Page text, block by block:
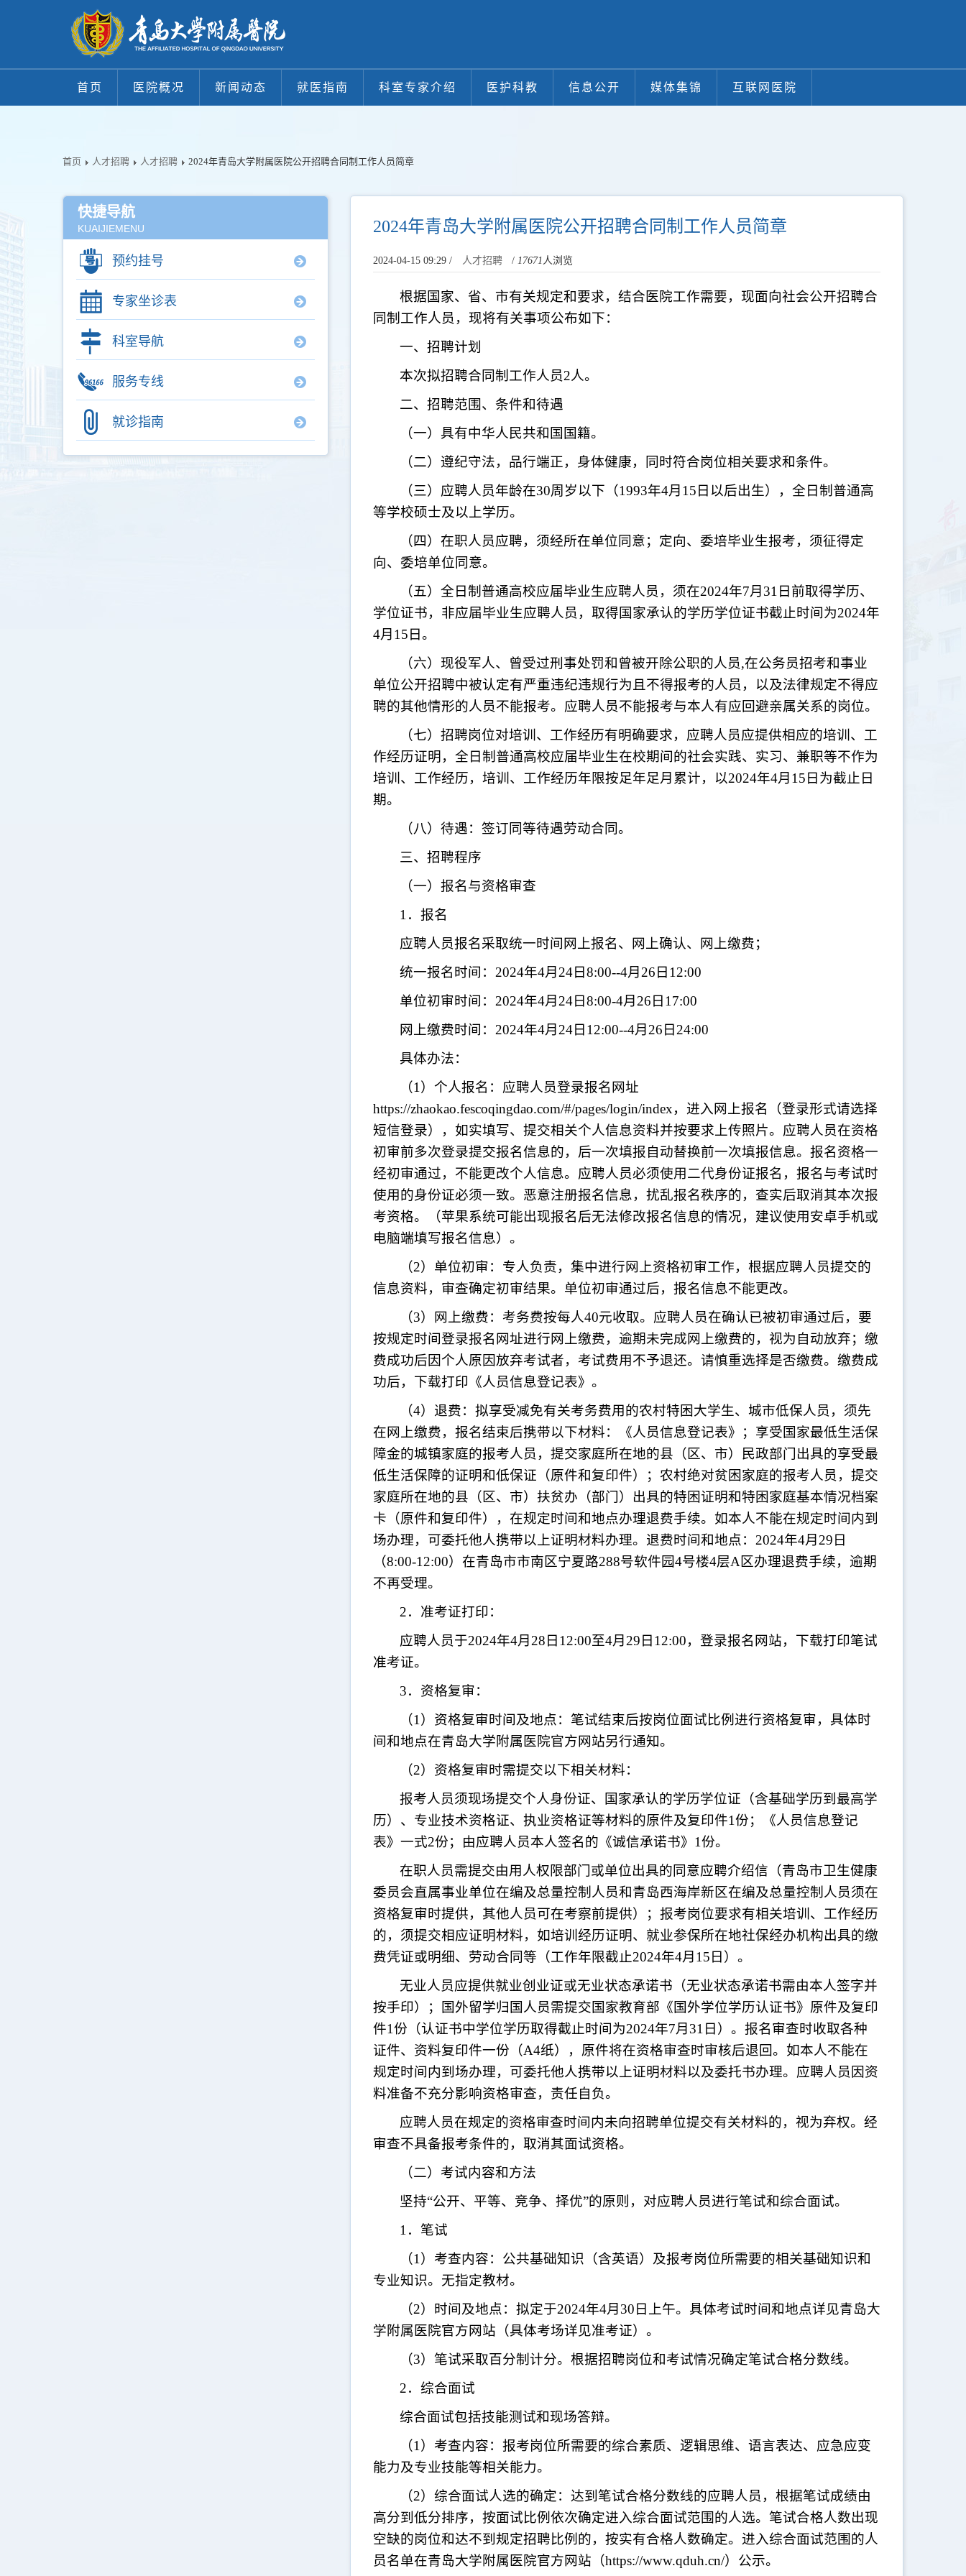
首页 医院概况 新闻动态 就医指南 科室专家介绍 医护科教 信息公开 媒体集锦 互联网医院
首页 人才招聘 人才招聘 2024年青岛大学附属医院公开招聘合同制工作人员简章
2024年青岛大学附属医院公开招聘合同制工作人员简章
2024-04-15 09:29 / 人才招聘 / 17671人浏览
根据国家、省、市有关规定和要求，结合医院工作需要，现面向社会公开招聘合
同制工作人员，现将有关事项公布如下：
一、招聘计划
本次拟招聘合同制工作人员2人。
二、招聘范围、条件和待遇
（一）具有中华人民共和国国籍。
（二）遵纪守法，品行端正，身体健康，同时符合岗位相关要求和条件。
（三）应聘人员年龄在30周岁以下（1993年4月15日以后出生），全日制普通高
等学校硕士及以上学历。
（四）在职人员应聘，须经所在单位同意；定向、委培毕业生报考，须征得定
向、委培单位同意。
（五）全日制普通高校应届毕业生应聘人员，须在2024年7月31日前取得学历、
学位证书，非应届毕业生应聘人员，取得国家承认的学历学位证书截止时间为2024年
4月15日。
（六）现役军人、曾受过刑事处罚和曾被开除公职的人员,在公务员招考和事业
单位公开招聘中被认定有严重违纪违规行为且不得报考的人员，以及法律规定不得应
聘的其他情形的人员不能报考。应聘人员不能报考与本人有应回避亲属关系的岗位。
（七）招聘岗位对培训、工作经历有明确要求，应聘人员应提供相应的培训、工
作经历证明，全日制普通高校应届毕业生在校期间的社会实践、实习、兼职等不作为
培训、工作经历，培训、工作经历年限按足年足月累计，以2024年4月15日为截止日
期。
（八）待遇：签订同等待遇劳动合同。
三、招聘程序
（一）报名与资格审查
1．报名
应聘人员报名采取统一时间网上报名、网上确认、网上缴费；
统一报名时间： 2024年4月24日8:00--4月26日12:00
单位初审时间： 2024年4月24日8:00-4月26日17:00
网上缴费时间： 2024年4月24日12:00--4月26日24:00
具体办法：
（1）个人报名： 应聘人员登录报名网址
https://zhaokao.fescoqingdao.com/#/pages/login/index，进入网上报名（登录形式请选择
短信登录），如实填写、提交相关个人信息资料并按要求上传照片。应聘人员在资格
初审前多次登录提交报名信息的，后一次填报自动替换前一次填报信息。报名资格一
经初审通过，不能更改个人信息。应聘人员必须使用二代身份证报名，报名与考试时
使用的身份证必须一致。恶意注册报名信息，扰乱报名秩序的，查实后取消其本次报
考资格。（苹果系统可能出现报名后无法修改报名信息的情况，建议使用安卓手机或
电脑端填写报名信息） 。
（2）单位初审：专人负责，集中进行网上资格初审工作，根据应聘人员提交的
信息资料，审查确定初审结果。单位初审通过后，报名信息不能更改。
（3）网上缴费：考务费按每人40元收取。应聘人员在确认已被初审通过后，要
按规定时间登录报名网址进行网上缴费，逾期未完成网上缴费的，视为自动放弃；缴
费成功后因个人原因放弃考试者，考试费用不予退还。请慎重选择是否缴费。缴费成
功后，下载打印《人员信息登记表》。
（4）退费：拟享受减免有关考务费用的农村特困大学生、城市低保人员，须先
在网上缴费，报名结束后携带以下材料：《人员信息登记表》；享受国家最低生活保
障金的城镇家庭的报考人员，提交家庭所在地的县（区、市）民政部门出具的享受最
低生活保障的证明和低保证（原件和复印件）；农村绝对贫困家庭的报考人员，提交
家庭所在地的县（区、市）扶贫办（部门）出具的特困证明和特困家庭基本情况档案
卡（原件和复印件），在规定时间和地点办理退费手续。如本人不能在规定时间内到
场办理，可委托他人携带以上证明材料办理。退费时间和地点：2024年4月29日
（8:00-12:00）在青岛市市南区宁夏路288号软件园4号楼4层A区办理退费手续，逾期
不再受理。
2．准考证打印：
应聘人员于2024年4月28日12:00至4月29日12:00，登录报名网站，下载打印笔试
准考证。
3．资格复审：
（1）资格复审时间及地点：笔试结束后按岗位面试比例进行资格复审，具体时
间和地点在青岛大学附属医院官方网站另行通知。
（2）资格复审时需提交以下相关材料：
报考人员须现场提交个人身份证、国家承认的学历学位证（含基础学历到最高学
历）、专业技术资格证、执业资格证等材料的原件及复印件1份；《人员信息登记
表》一式2份；由应聘人员本人签名的《诚信承诺书》1份。
在职人员需提交由用人权限部门或单位出具的同意应聘介绍信（青岛市卫生健康
委员会直属事业单位在编及总量控制人员和青岛西海岸新区在编及总量控制人员须在
资格复审时提供，其他人员可在考察前提供）；报考岗位要求有相关培训、工作经历
的，须提交相应证明材料，如培训经历证明、就业参保所在地社保经办机构出具的缴
费凭证或明细、劳动合同等（工作年限截止2024年4月15日）。
无业人员应提供就业创业证或无业状态承诺书（无业状态承诺书需由本人签字并
按手印）；国外留学归国人员需提交国家教育部《国外学位学历认证书》原件及复印
件1份（认证书中学位学历取得截止时间为2024年7月31日）。报名审查时收取各种
证件、资料复印件一份（A4纸），原件将在资格审查时审核后退回。如本人不能在
规定时间内到场办理，可委托他人携带以上证明材料以及委托书办理。应聘人员因资
料准备不充分影响资格审查，责任自负。
应聘人员在规定的资格审查时间内未向招聘单位提交有关材料的，视为弃权。经
审查不具备报考条件的，取消其面试资格。
（二）考试内容和方法
坚持“公开、平等、竞争、择优”的原则，对应聘人员进行笔试和综合面试。
1．笔试
（1）考查内容：公共基础知识（含英语）及报考岗位所需要的相关基础知识和
专业知识。无指定教材。
（2）时间及地点：拟定于2024年4月30日上午。具体考试时间和地点详见青岛大
学附属医院官方网站（具体考场详见准考证）。
（3）笔试采取百分制计分。根据招聘岗位和考试情况确定笔试合格分数线。
2．综合面试
综合面试包括技能测试和现场答辩。
（1）考查内容：报考岗位所需要的综合素质、逻辑思维、语言表达、应急应变
能力及专业技能等相关能力。
（2）综合面试人选的确定：达到笔试合格分数线的应聘人员，根据笔试成绩由
高分到低分排序，按面试比例依次确定进入综合面试范围的人选。笔试合格人数出现
空缺的岗位和达不到规定招聘比例的，按实有合格人数确定。进入综合面试范围的人
员名单在青岛大学附属医院官方网站（https://www.qduh.cn/）公示。
快捷导航
KUAIJIEMENU
预约挂号
专家坐诊表
科室导航
服务专线
就诊指南